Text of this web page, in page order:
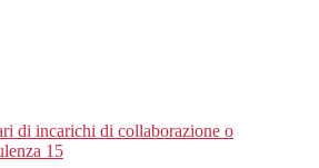
di incarichi di collaborazione o
15